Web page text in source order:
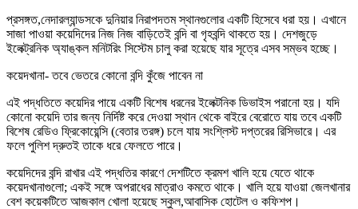
প্রসঙ্গত,নেদারল্যান্ডসকে দুনিয়ার নিরাপদতম স্থানগুলোর একটি হিসেবে ধরা হয়। এখানে
সাজা পাওয়া কয়েদিদের নিজ নিজ বাড়িতেই বন্দি বা গৃহবন্দি থাকতে হয়। দেশজুড়ে
ইলেক্ট্রনিক অ্যাঙ্কল মনিটরিং সিস্টেম চালু করা হয়েছে যার সূত্রে এসব সম্ভব হচ্ছে।
কয়েদখানা- তবে ভেতরে কোনো বন্দি কুঁজে পাবেন না
এই পদ্ধতিতে কয়েদির পায়ে একটি বিশেষ ধরনের ইলেক্টনিক ডিভাইস পরানো হয়। যদি
কোনো কয়েদি তার জন্য নির্দিষ্ট করে দেওয়া স্থান থেকে বাইরে বেরোতে যায় তবে একটি
বিশেষ রেডিও ফ্রিকোয়েন্সি (বেতার তরঙ্গ) চলে যায় সংশ্লিস্ট দপ্তরের রিসিভারে। এর
ফলে পুলিশ দ্রুতই তাকে ধরে ফেলতে পারে।
কয়েদিদের বন্দি রাখার এই পদ্ধতির কারণে দেশটিতে ক্রমশ খালি হয়ে যেতে থাকে
কয়েদখানাগুলো; একই সঙ্গে অপরাধের মাত্রাও কমতে থাকে। খালি হয়ে যাওয়া জেলখানার
বেশ কয়েকটিতে আজকাল খোলা হয়েছে স্কুল,আবাসিক হোটেল ও কফিশপ।